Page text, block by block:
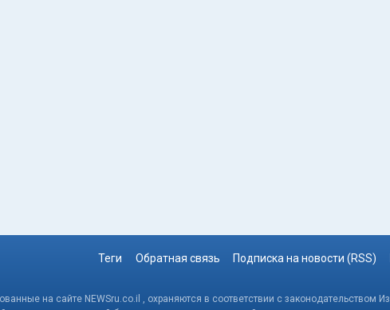
Теги Обратная связь Подписка на новости (RSS)
на сайте NEWSru.co.il , охраняются в соответствии с законодательством